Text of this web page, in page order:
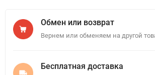
Обмен или возврат
Вернем или обменяем на другой
Бесплатная доставка